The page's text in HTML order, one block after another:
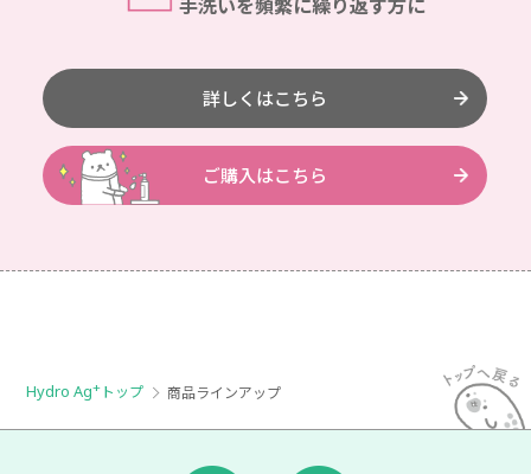
詳しくはこちら
ご購入はこちら
Hydro Ag+ トップ 商品ラインアップ